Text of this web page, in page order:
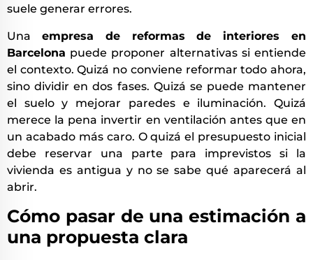
suele generar errores.
Una empresa de reformas de interiores en
Barcelona puede proponer alternativas si entiende
el contexto. Quizá no conviene reformar todo ahora,
sino dividir en dos fases. Quizá se puede mantener
el suelo y mejorar paredes e iluminación. Quizá
merece la pena invertir en ventilación antes que en
un acabado más caro. O quizá el presupuesto inicial
debe reservar una parte para imprevistos si la
vivienda es antigua y no se sabe qué aparecerá al
abrir.
Cómo pasar de una estimación a
una propuesta clara